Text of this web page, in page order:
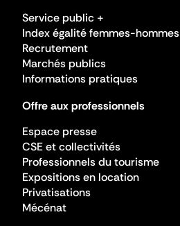
Service public +
Index égalité femmes-hommes
Recrutement
Marchés publics
Informations pratiques
Offre aux professionnels
Espace presse
CSE et collectivités
Professionnels du tourisme
Expositions en location
Privatisations
Mécénat